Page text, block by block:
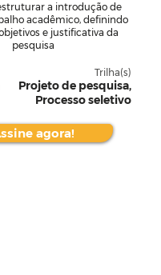
a introdução de
acadêmico, definindo
e justificativa da
pesquisa
Trilha(s)
Projeto de pesquisa,
Processo seletivo
agora!